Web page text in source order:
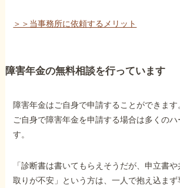
＞＞当事務所に依頼するメリット
障害年金の無料相談を行っています
障害年金はご自身で申請することができます
ご自身で障害年金を申請する場合は多くのハ
す。
「診断書は書いてもらえそうだが、申立書
取りが不安」という方は、一人で抱え込まず